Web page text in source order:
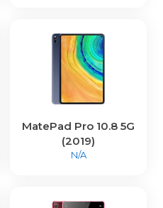
MatePad Pro 10.8 5G
(2019)
N/A